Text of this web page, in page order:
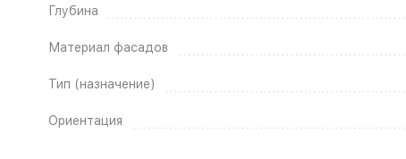
Глубина
Материал фасадов
Тип (назначение)
Ориентация